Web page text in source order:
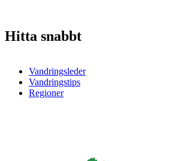
Hitta snabbt
Vandringsleder
Vandringstips
Regioner